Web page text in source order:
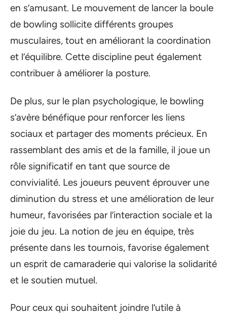
en s’amusant. Le mouvement de lancer la boule
de bowling sollicite différents groupes
musculaires, tout en améliorant la coordination
et l’équilibre. Cette discipline peut également
contribuer à améliorer la posture.
De plus, sur le plan psychologique, le bowling
s’avère bénéfique pour renforcer les liens
sociaux et partager des moments précieux. En
rassemblant des amis et de la famille, il joue un
rôle significatif en tant que source de
convivialité. Les joueurs peuvent éprouver une
diminution du stress et une amélioration de leur
humeur, favorisées par l’interaction sociale et la
joie du jeu. La notion de jeu en équipe, très
présente dans les tournois, favorise également
un esprit de camaraderie qui valorise la solidarité
et le soutien mutuel.
Pour ceux qui souhaitent joindre l’utile à